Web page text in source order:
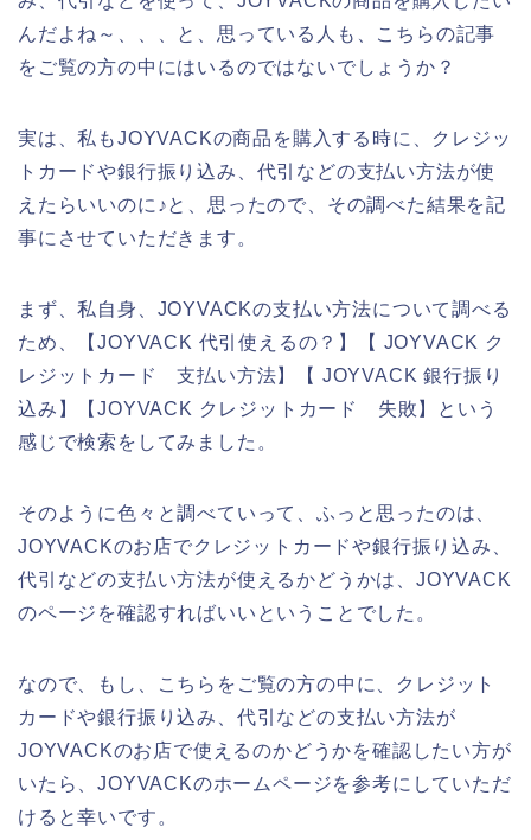
んだよね～、、、と、思っている人も、こちらの記事
をご覧の方の中にはいるのではないでしょうか？
実は、私もJOYVACKの商品を購入する時に、クレジッ
トカードや銀行振り込み、代引などの支払い方法が使
えたらいいのに♪と、思ったので、その調べた結果を記
事にさせていただきます。
まず、私自身、JOYVACKの支払い方法について調べる
ため、【JOYVACK 代引使えるの？】【 JOYVACK ク
レジットカード 支払い方法】【 JOYVACK 銀行振り
込み】【JOYVACK クレジットカード 失敗】という
感じで検索をしてみました。
そのように色々と調べていって、ふっと思ったのは、
JOYVACKのお店でクレジットカードや銀行振り込み、
代引などの支払い方法が使えるかどうかは、JOYVACK
のページを確認すればいいということでした。
なので、もし、こちらをご覧の方の中に、クレジット
カードや銀行振り込み、代引などの支払い方法が
JOYVACKのお店で使えるのかどうかを確認したい方が
いたら、JOYVACKのホームページを参考にしていただ
けると幸いです。